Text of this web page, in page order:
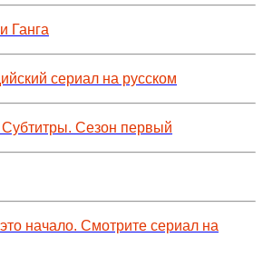
Ганга
сериал на русском
Сезон первый
начало. Смотрите сериал на